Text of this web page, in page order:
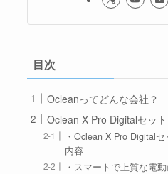
目次
Ocleanってどんな会社？
Oclean X Pro Digitalセッ
・Oclean X Pro Digital
内容
・スマートで上質な電